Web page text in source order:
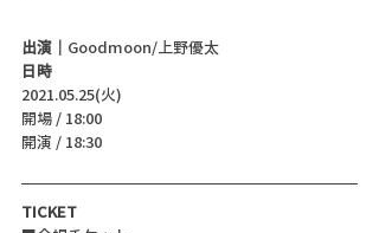
出演｜ Goodmoon/上野優太
日時
2021.05.25(火)
開場 / 18:00
開演 / 18:30
TICKET